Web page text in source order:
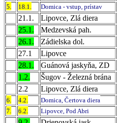
5.
18.1. Domica - vstup, prístav
21.1. Lipovce, Zlá diera
25.1.
Medzevská pah.
26.1.
Zádielska dol.
27.1
Lipovce
28.1. Guánová jaskyňa, ZD
1.2.
Šugov - Železná brána
2.2
Lipovce, Zlá diera
6. 4.2. Domica, Čertova diera
7.
6.2. Lipovce, Pod Abri